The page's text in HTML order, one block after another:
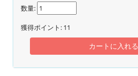
数量:
獲得ポイント: 11
カートに入れる